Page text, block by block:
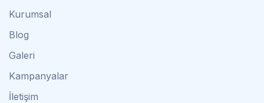
Kurumsal
Blog
Galeri
Kampanyalar
İletişim